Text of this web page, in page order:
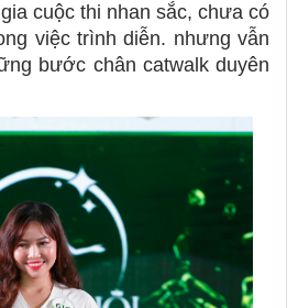
cuộc thi nhan sắc, chưa có
việc trình diễn. nhưng vẫn
bước chân catwalk duyên